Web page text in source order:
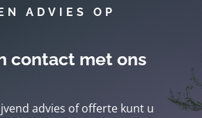
ADVIES OP
contact met ons
advies of offerte kunt u